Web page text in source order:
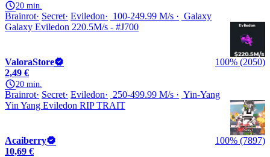
20 min.
Brainrot Secret Eviledon 100-249.99 M/s
Galaxy
Galaxy Eviledon 220.5M/s - #J700
ValoraStore
100% (2050)
2,49 €
20 min.
Brainrot Secret Eviledon 250-499.99 M/s
Yin-Yang
Yin Yang Eviledon RIP TRAIT
Acaiberry
100% (7897)
10,69 €